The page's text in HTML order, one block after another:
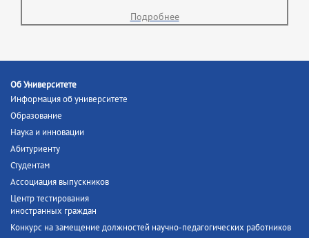
Подробнее
Об Университете
Информация об университете
Образование
Наука и инновации
Абитуриенту
Студентам
Ассоциация выпускников
Центр тестирования
иностранных граждан
Конкурс на замещение должностей научно-педагогических работников